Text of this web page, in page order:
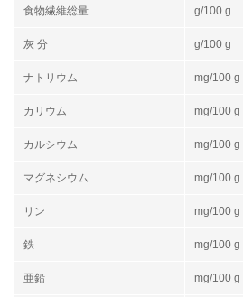
食物繊維総量 g/100 g
灰 分 g/100 g
ナトリウム mg/100 g
カリウム mg/100 g
カルシウム mg/100 g
マグネシウム mg/100 g
リン mg/100 g
鉄 mg/100 g
亜鉛 mg/100 g